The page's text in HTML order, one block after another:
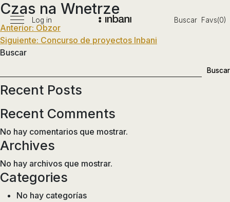
Pasar
contenido
en
baños,
tendencias,
nuevos
tecnologías
Menú
principal
Log in Buscar Favs(0)
Czas na Wnetrze
Navegación
de
entradas
Anterior: Obzor
Siguiente: Concurso de proyectos Inbani
Buscar
Buscar
Recent Posts
Recent Comments
No hay comentarios que mostrar.
Archives
No hay archivos que mostrar.
Categories
No hay categorías